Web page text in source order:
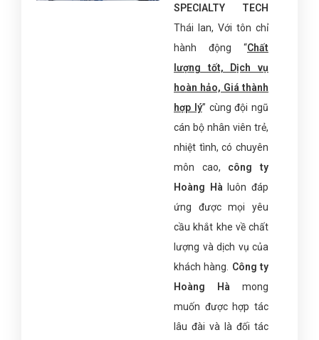
SPECIALTY TECH
Thái lan, Với tôn chỉ
hành động “Chất
lượng tốt, Dịch vụ
hoàn hảo, Giá thành
hợp lý” cùng đội ngũ
cán bộ nhân viên trẻ,
nhiệt tình, có chuyên
môn cao, công ty
Hoàng Hà luôn đáp
ứng được mọi yêu
cầu khắt khe về chất
lượng và dịch vụ của
khách hàng. Công ty
Hoàng Hà mong
muốn được hợp tác
lâu đài và là đối tác